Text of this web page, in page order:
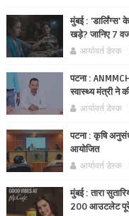
मुंबई : 'डार्लिंग्स'
खड़े? जानिए 7
आर्यावर्त डेस्क
पटना :
स्वास्थ्य मंत्री ने
आर्यावर्त डेस्क
पटना : कृषि
आयोजित
आर्यावर्त डेस्क
मुंबई : तारा
200 आउटलेट पूरे